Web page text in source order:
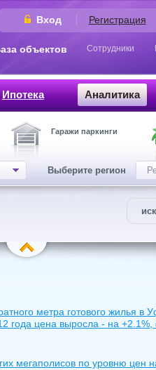
Вход Регистрация
объектов Сотрудники
Ипотека Аналитика
Гаражи паркинги
Выберите регион
метра готового жилья в
года цена выросла - на +2.1%,
мегаполисов по уровню цен